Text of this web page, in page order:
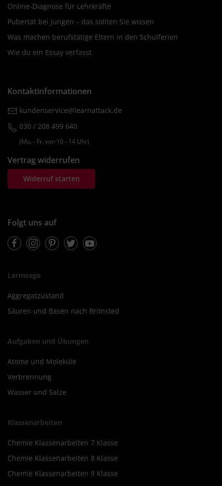
Online-Diagnose für Lehrkräfte
Pubertät bei Jungen – das sollten Sie wissen
Was machen berufstätige Eltern in den Schulferien
Wie du ein Essay verfasst
Kontaktinformationen
kundenservice@learnattack.de
030 / 208 499 640
(Mo. ‐ Fr. von 10 ‐ 14 Uhr)
Vertrag widerrufen
Widerruf starten
Folgt uns auf
FacebookInstagramPinterestTwitterYoutube
Lernwege
Aggregatzustand
Säuren und Basen nach Brönsted
Aufgaben und Übungen
Atome und Moleküle
Verbrennung
Wasser und Salze
Klassenarbeiten
Chemie Klassenarbeiten 7 Klasse
Chemie Klassenarbeiten 8 Klasse
Chemie Klassenarbeiten 9 Klasse